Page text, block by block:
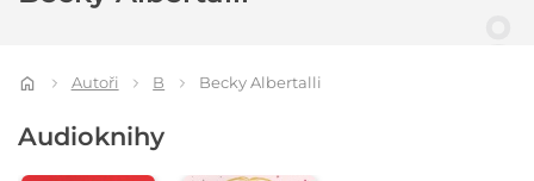
Autoři B Becky Albertalli
Audioknihy